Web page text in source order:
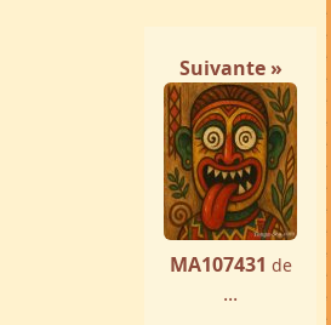
Suivante »
MA107431 de
...